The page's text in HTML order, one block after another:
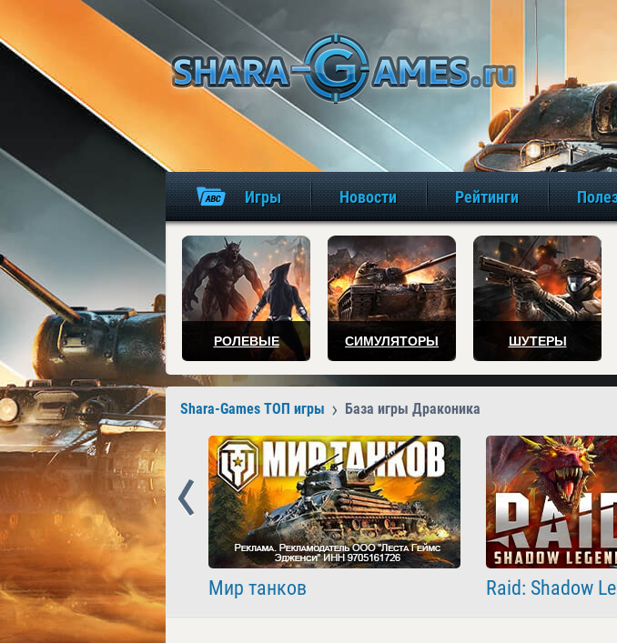
Игры Новости Рейтинги
РОЛЕВЫЕ СИМУЛЯТОРЫ ШУТЕРЫ
Shara-Games ТОП игры База игры Драконика
Мир танков Raid: Shadow
Prev